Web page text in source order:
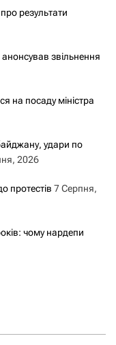
результати
звільнення
на посаду міністра
удари по
2026
протестів 7 Серпня,
чому нардепи